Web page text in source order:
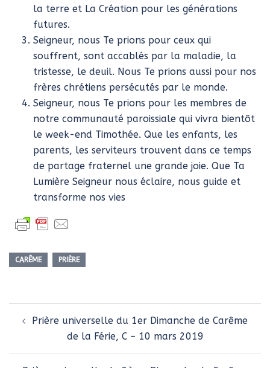
la terre et La Création pour les générations
futures.
Seigneur, nous Te prions pour ceux qui
souffrent, sont accablés par la maladie, la
tristesse, le deuil. Nous Te prions aussi pour nos
frères chrétiens persécutés par le monde.
Seigneur, nous Te prions pour les membres de
notre communauté paroissiale qui vivra bientôt
le week-end Timothée. Que les enfants, les
parents, les serviteurs trouvent dans ce temps
de partage fraternel une grande joie. Que Ta
Lumière Seigneur nous éclaire, nous guide et
transforme nos vies
CARÊME PRIÈRE
d’article
Prière universelle du 1er Dimanche de Carême
de la Férie, C – 10 mars 2019